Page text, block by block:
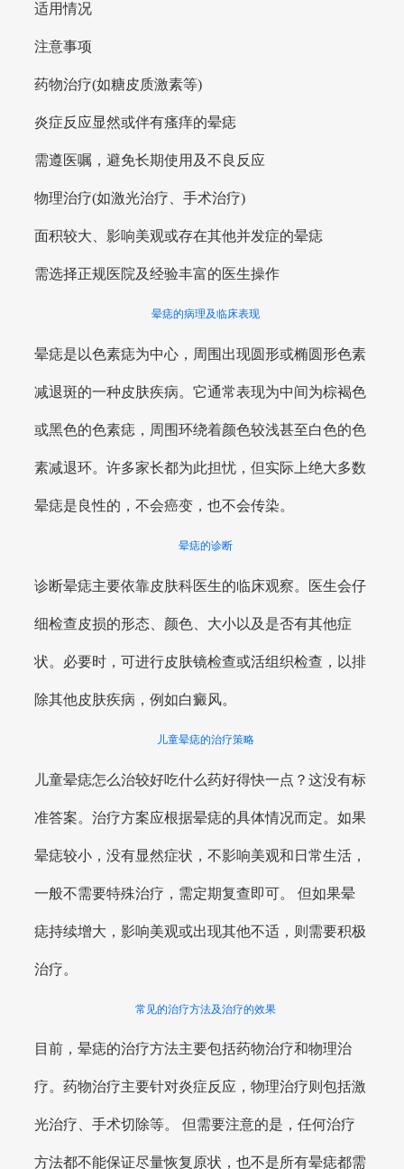
适用情况
注意事项
药物治疗(如糖皮质激素等)
炎症反应显然或伴有瘙痒的晕痣
需遵医嘱，避免长期使用及不良反应
物理治疗(如激光治疗、手术治疗)
面积较大、影响美观或存在其他并发症的晕痣
需选择正规医院及经验丰富的医生操作
晕痣的病理及临床表现
晕痣是以色素痣为中心，周围出现圆形或椭圆形色素
减退斑的一种皮肤疾病。它通常表现为中间为棕褐色
或黑色的色素痣，周围环绕着颜色较浅甚至白色的色
素减退环。许多家长都为此担忧，但实际上绝大多数
晕痣是良性的，不会癌变，也不会传染。
晕痣的诊断
诊断晕痣主要依靠皮肤科医生的临床观察。医生会仔
细检查皮损的形态、颜色、大小以及是否有其他症
状。必要时，可进行皮肤镜检查或活组织检查，以排
除其他皮肤疾病，例如白癜风。
儿童晕痣的治疗策略
儿童晕痣怎么治较好吃什么药好得快一点？这没有标
准答案。治疗方案应根据晕痣的具体情况而定。如果
晕痣较小，没有显然症状，不影响美观和日常生活，
一般不需要特殊治疗，需定期复查即可。 但如果晕
痣持续增大，影响美观或出现其他不适，则需要积极
治疗。
常见的治疗方法及治疗的效果
目前，晕痣的治疗方法主要包括药物治疗和物理治
疗。药物治疗主要针对炎症反应，物理治疗则包括激
光治疗、手术切除等。 但需要注意的是，任何治疗
方法都不能保证尽量恢复原状，也不是所有晕痣都需